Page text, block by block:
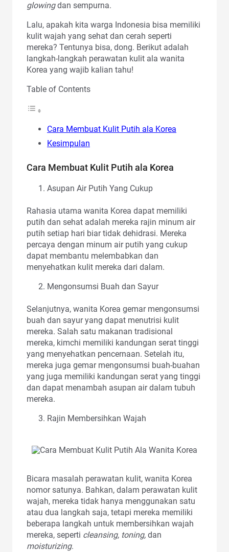
glowingdan sempurna.
Lalu, apakah kita warga Indonesia bisa memiliki
kulit wajah yang sehat dan cerah seperti
mereka? Tentunya bisa, dong. Berikut adalah
langkah-langkah perawatan kulit ala wanita
Korea yang wajib kalian tahu!
Table of Contents
Cara Membuat Kulit Putih ala Korea
Kesimpulan
Cara Membuat Kulit Putih ala Korea
Asupan Air Putih Yang Cukup
Rahasia utama wanita Korea dapat memiliki
putih dan sehat adalah mereka rajin minum air
putih setiap hari biar tidak dehidrasi. Mereka
percaya dengan minum air putih yang cukup
dapat membantu melembabkan dan
menyehatkan kulit mereka dari dalam.
Mengonsumsi Buah dan Sayur
Selanjutnya, wanita Korea gemar mengonsumsi
buah dan sayur yang dapat menutrisi kulit
mereka. Salah satu makanan tradisional
mereka, kimchi memiliki kandungan serat tinggi
yang menyehatkan pencernaan. Setelah itu,
mereka juga gemar mengonsumsi buah-buahan
yang juga memiliki kandungan serat yang tinggi
dan dapat menambah asupan air dalam tubuh
mereka.
Rajin Membersihkan Wajah
Bicara masalah perawatan kulit, wanita Korea
nomor satunya. Bahkan, dalam perawatan kulit
wajah, mereka tidak hanya menggunakan satu
atau dua langkah saja, tetapi mereka memiliki
beberapa langkah untuk membersihkan wajah
mereka, seperti cleansing, toning, dan
moisturizing.